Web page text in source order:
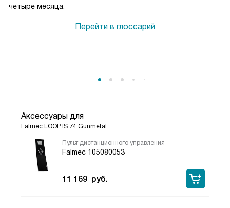
четыре месяца.
Перейти в глоссарий
Аксессуары для
Falmec LOOP IS.74 Gunmetal
Пульт дистанционного управления
Falmec 105080053
11 169 руб.